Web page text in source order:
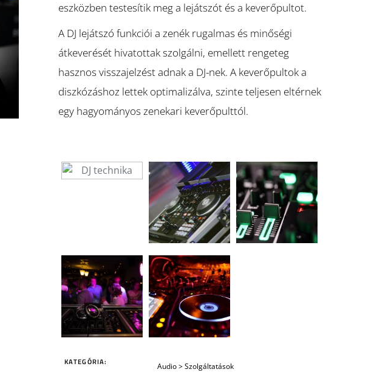
eszközben testesítik meg a lejátszót és a keverőpultot.
A DJ lejátszó funkciói a zenék rugalmas és minőségi
átkeverését hivatottak szolgálni, emellett rengeteg
hasznos visszajelzést adnak a DJ-nek. A keverőpultok a
diszkózáshoz lettek optimalizálva, szinte teljesen eltérnek
egy hagyományos zenekari keverőpulttól.
KATEGÓRIA: Audio>Szolgáltatások